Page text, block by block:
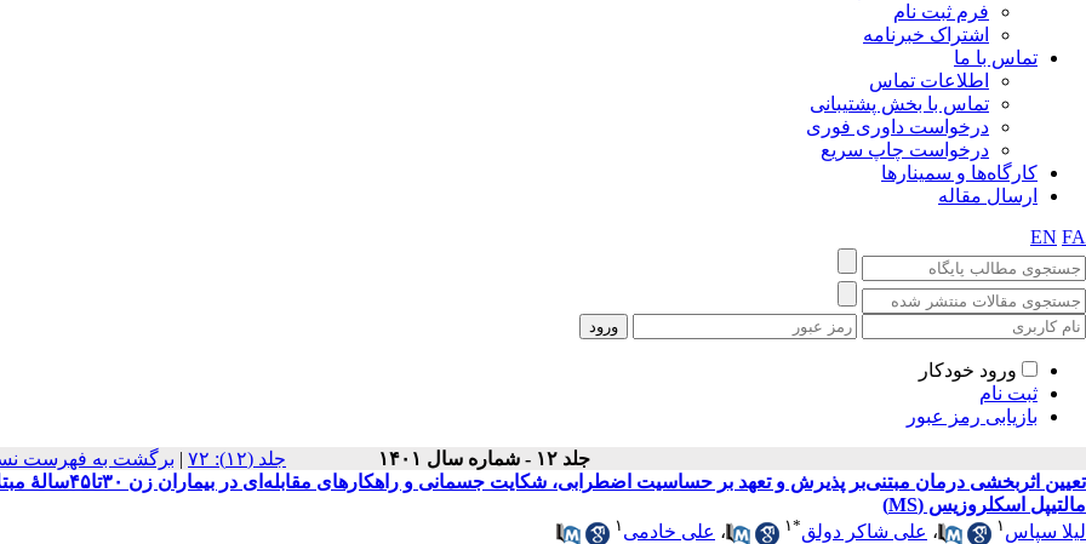
فرم ثبت نام
اشتراک خبرنامه
تماس با ما
اطلاعات تماس
تماس با بخش پشتیبانی
درخواست داوری فوری
درخواست چاپ سریع
کارگاه‌ها و سمینارها
ارسال مقاله
EN FA
ورود خودکار
ثبت نام
بازیابی رمز عبور
جلد ۱۲ - شماره سال ۱۴۰۱ ‫جلد (۱۲): ۷۲ | برگشت به فهرست
تعیین اثربخشی درمان مبتنی‌بر پذیرش و تعهد بر حساسیت اضطرابی، شکایت جسمانی و راهکارهای
مالتیپل اسکلروزیس (MS)
لیلا سپاس ۱ ، علی شاکر دولق*۱ ، علی خادمی ۱